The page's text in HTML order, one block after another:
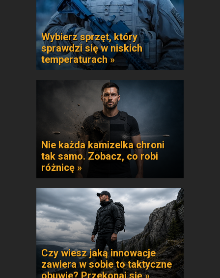
Wybierz sprzęt, który
sprawdzi się w niskich
temperaturach »
Nie każda kamizelka chroni
tak samo. Zobacz, co robi
różnicę »
Czy wiesz jaką innowacje
zawiera w sobie to taktyczne
obuwie? Przekonaj się »